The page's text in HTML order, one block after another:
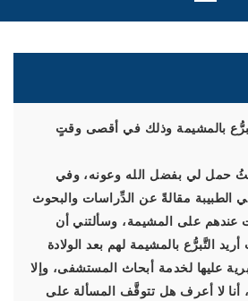
بالمشيمة وذلك في أقصى وقتٍ
حمل لي بفضل الله وعونه، وفي
الطبيبة مقالةً عن الدِّراسات والبحوث
عندهم على المشيمة، وسألتني أن
التَّبرُّع بالمشيمة لهم بعد الولادة
عليها لخدمة أبحاث المستشفى، وإلا
أنا لا أعرف هل تتوقَّف المسألة على